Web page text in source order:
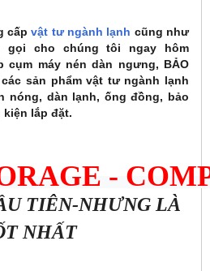
cấpvật tư ngành lạnh cũng như
gọi cho chúng tôi ngay hôm
cụm máy nén dàn ngưng, BẢO
sản phẩm vật tư ngành lạnh
nóng, dàn lạnh, ống đồng, bảo
kiện lắp đặt.
-
TIÊN-NHƯNG LÀ
NHẤT